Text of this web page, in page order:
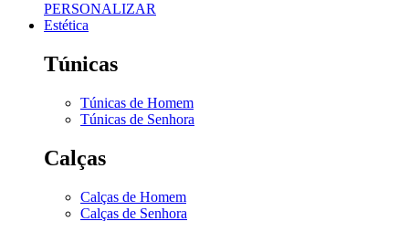
PERSONALIZAR
Estética
Túnicas
Túnicas de Homem
Túnicas de Senhora
Calças
Calças de Homem
Calças de Senhora